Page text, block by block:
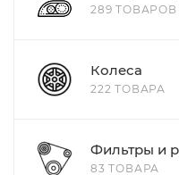
289 ТОВАРОВ
Колеса
222 ТОВАРА
Фильтры и
83 ТОВАРА